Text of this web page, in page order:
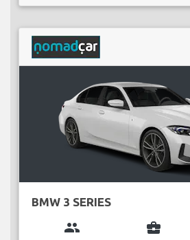
BMW 3 SERIES
group business_center